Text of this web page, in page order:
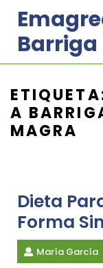
content
Barriga
A
MAGRA
Dieta
Forma
María García